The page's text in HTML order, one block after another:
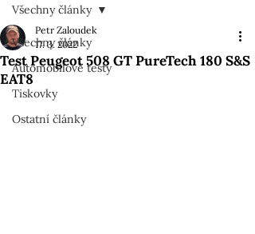
Všechny články
Automobilové testy
Tiskovky
Ostatní články
Všechny články
Test Peugeot 508 GT PureTech 180 S&S
EAT8
Petr Zaloudek
17. 3. 2022